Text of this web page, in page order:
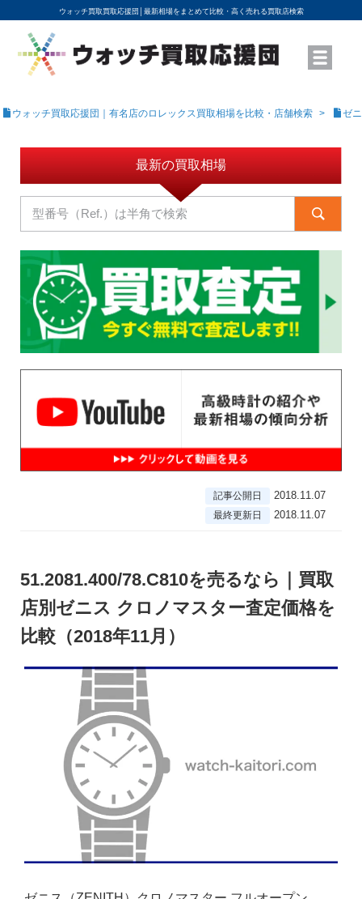
ウォッチ買取買取応援団│ 最新相場をまとめて比較・高く売れる買取店検索
YouTubeで動画を公開中
ROLEXモデル名から買取相場を調べる
高級時計ブランド名から買取相場を調べる
地域から買取店を探す
店舗名から買取店を探す
ブランド時計を高く売る方法
買取査定を依頼する
ウォッチ買取応援団｜有名店のロレックス買取相場を比較・店舗検索 ゼ
最新の買取相場
記事公開日 2018.11.07
最終更新日 2018.11.07
51.2081.400/78.C810を売るなら｜買取
店別ゼニス クロノマスター査定価格を
比較（2018年11月）